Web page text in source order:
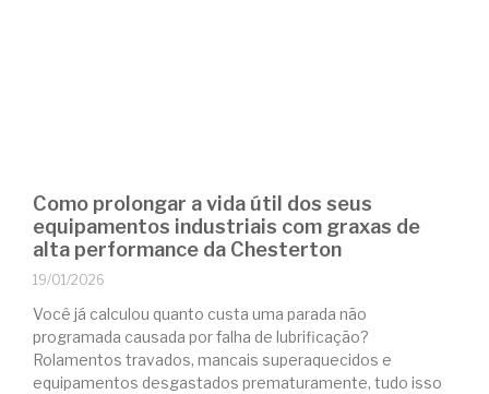
Como prolongar a vida útil dos seus
equipamentos industriais com graxas de
alta performance da Chesterton
19/01/2026
Você já calculou quanto custa uma parada não
programada causada por falha de lubrificação?
Rolamentos travados, mancais superaquecidos e
equipamentos desgastados prematuramente, tudo isso